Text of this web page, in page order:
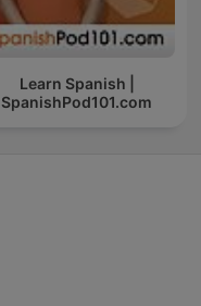
Learn Spanish |
SpanishPod101.com